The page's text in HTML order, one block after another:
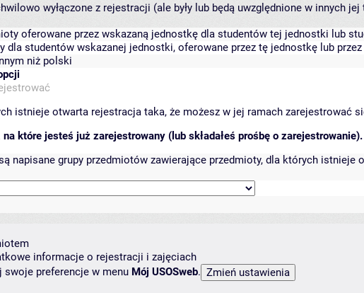
wyłączone z rejestracji (ale były lub będą uwzględnione w innych jej
oferowane przez wskazaną jednostkę dla studentów tej jednostki lub
dla studentów wskazanej jednostki, oferowane przez tę jednostkę lub
niż polski
istnieje otwarta rejestracja taka, że możesz w jej ramach zarejestrować
które jesteś już zarejestrowany (lub składałeś prośbę o zarejestrowanie).
napisane grupy przedmiotów zawierające przedmioty, dla których
informacje o rejestracji i zajęciach
swoje preferencje w menu Mój USOSweb.